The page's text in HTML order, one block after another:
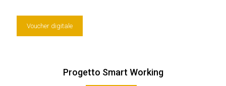
Voucher digitale
Progetto Smart Working